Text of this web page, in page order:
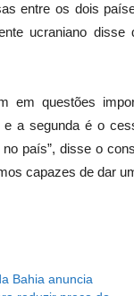
entre os dois
ucraniano
em questões
a segunda é o
país”, disse o
capazes de dar
Bahia anuncia